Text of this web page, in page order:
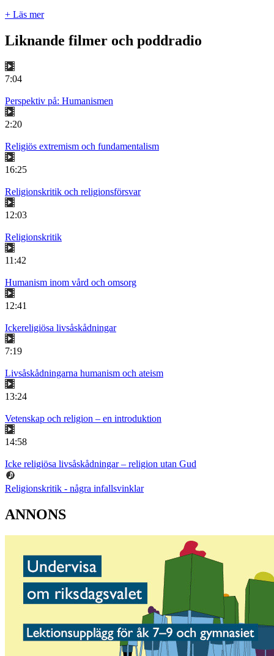
+ Läs mer
Liknande filmer och poddradio
7:04
Perspektiv på: Humanismen
2:20
Religiös extremism och fundamentalism
16:25
Religionskritik och religionsförsvar
12:03
Religionskritik
11:42
Humanism inom vård och omsorg
12:41
Ickereligiösa livsåskådningar
7:19
Livsåskådningarna humanism och ateism
13:24
Vetenskap och religion – en introduktion
14:58
Icke religiösa livsåskådningar – religion utan Gud
Religionskritik - några infallsvinklar
ANNONS